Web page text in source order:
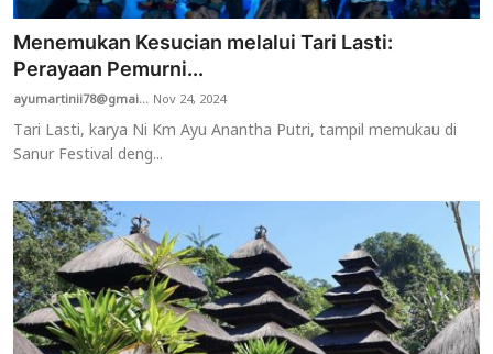
Menemukan Kesucian melalui Tari Lasti:
Perayaan Pemurni...
ayumartinii78@gmai... Nov 24, 2024
Tari Lasti, karya Ni Km Ayu Anantha Putri, tampil memukau di
Sanur Festival deng...